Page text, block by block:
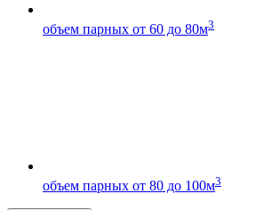
объем парных от 60 до 80м3
объем парных от 80 до 100м3